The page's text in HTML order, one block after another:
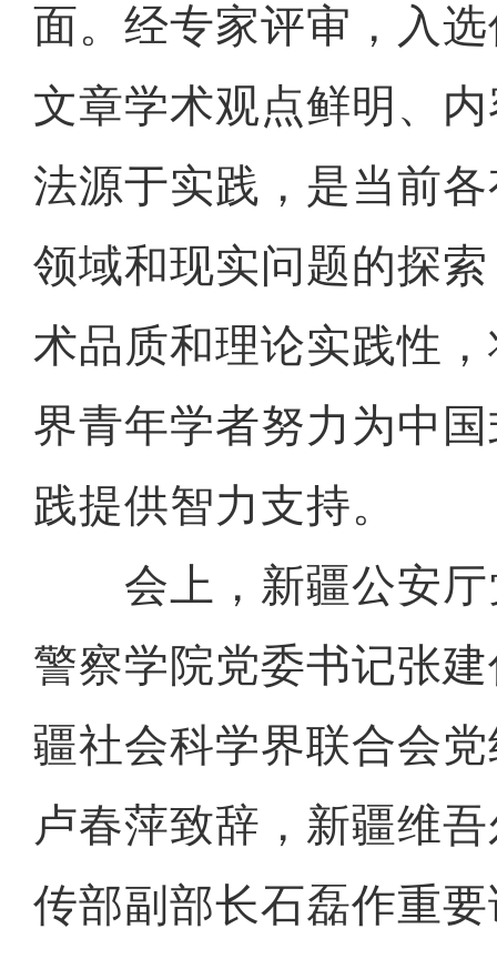
面。经专家评审，入
文章学术观点鲜明、
法源于实践，是当前
领域和现实问题的探
术品质和理论实践性
界青年学者努力为中
践提供智力支持。
会上，新疆公安厅
警察学院党委书记张
疆社会科学界联合会
卢春萍致辞，新疆维
传部副部长石磊作重